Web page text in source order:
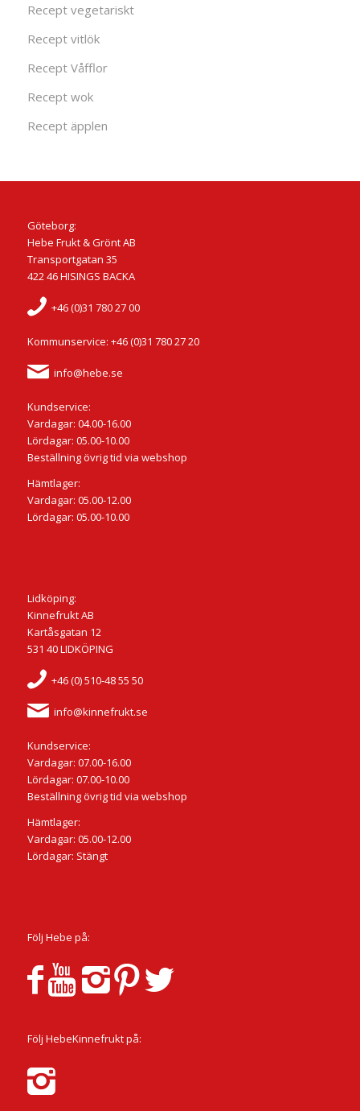
Recept vegetariskt
Recept vitlök
Recept Våfflor
Recept wok
Recept äpplen
Göteborg:
Hebe Frukt & Grönt AB
Transportgatan 35
422 46 HISINGS BACKA
+46 (0)31 780 27 00
Kommunservice: +46 (0)31 780 27 20
info@hebe.se
Kundservice:
Vardagar: 04.00-16.00
Lördagar: 05.00-10.00
Beställning övrig tid via webshop
Hämtlager:
Vardagar: 05.00-12.00
Lördagar: 05.00-10.00
Lidköping:
Kinnefrukt AB
Kartåsgatan 12
531 40 LIDKÖPING
+46 (0) 510-48 55 50
info@kinnefrukt.se
Kundservice:
Vardagar: 07.00-16.00
Lördagar: 07.00-10.00
Beställning övrig tid via webshop
Hämtlager:
Vardagar: 05.00-12.00
Lördagar: Stängt
Följ Hebe på:
Följ HebeKinnefrukt på: